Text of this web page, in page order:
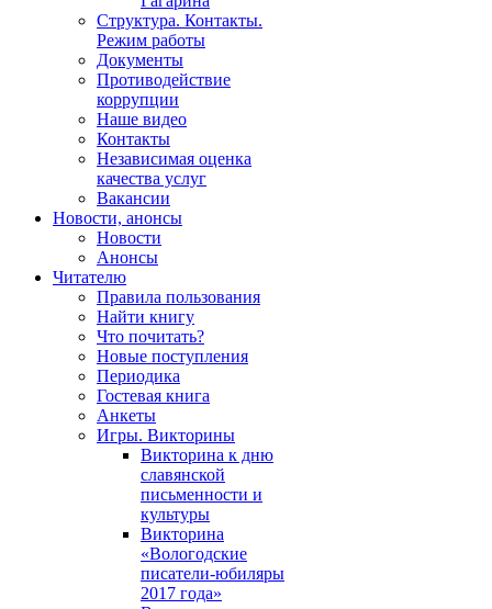
Структура. Контакты.
Режим работы
Документы
Противодействие
коррупции
Наше видео
Контакты
Независимая оценка
качества услуг
Вакансии
Новости, анонсы
Новости
Анонсы
Читателю
Правила пользования
Найти книгу
Что почитать?
Новые поступления
Периодика
Гостевая книга
Анкеты
Игры. Викторины
Викторина к дню
славянской
письменности и
культуры
Викторина
«Вологодские
писатели-юбиляры
2017 года»